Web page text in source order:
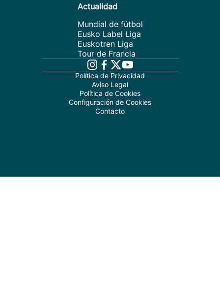
Actualidad
Mundial de fútbol
Eusko Label Liga
Euskotren Liga
Tour de Francia
Política de Privacidad
Aviso Legal
Política de Cookies
Configuración de Cookies
Contacto